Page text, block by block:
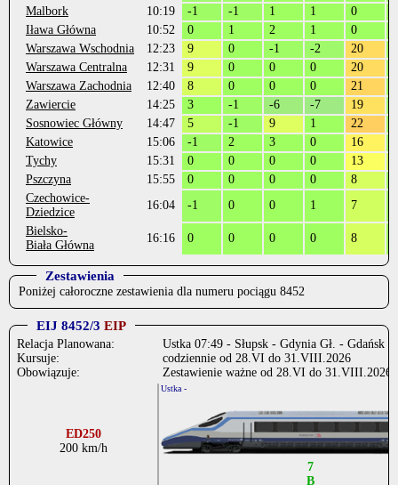
Malbork
10:19 -1 -1 1 1 0
Iława Główna
10:52 0 1 2 1 0
Warszawa Wschodnia
12:23 9 0 -1 -2 20
Warszawa Centralna
12:31 9 0 0 0 20
Warszawa Zachodnia
12:40 8 0 0 0 21
Zawiercie
14:25 3 -1 -6 -7 19
Sosnowiec Główny
14:47 5 -1 9 1 22
Katowice
15:06 -1 2 3 0 16
Tychy
15:31 0 0 0 0 13
Pszczyna
15:55 0 0 0 0 8
Czechowice-
Dziedzice
16:04 -1 0 0 1 7
Bielsko-
Biała Główna
16:16 0 0 0 0 8
Zestawienia
Poniżej całoroczne zestawienia dla numeru pociągu 8452
EIJ 8452/3 EIP
Relacja Planowana:
Kursuje:
Obowiązuje:
Ustka 07:49 - Słupsk - Gdynia Gł. - Gdańsk
codziennie od 28.VI do 31.VIII.2026
Zestawienie ważne od 28.VI do 31.VIII.2026
ED250
200 km/h
Ustka -
7
B